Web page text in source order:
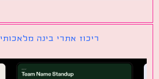
ריכוז אתרי בינה מלאכותית